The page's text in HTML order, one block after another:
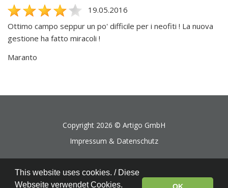
19.05.2016
Ottimo campo seppur un po' difficile per i neofiti ! La nuova
gestione ha fatto miracoli !
Maranto
Copyright 2026 © Artigo GmbH
Impressum & Datenschutz
This website uses cookies. / Diese
Webseite verwendet Cookies.